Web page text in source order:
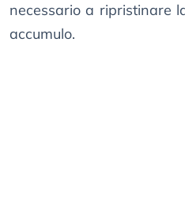
necessario a ripristinare
accumulo.